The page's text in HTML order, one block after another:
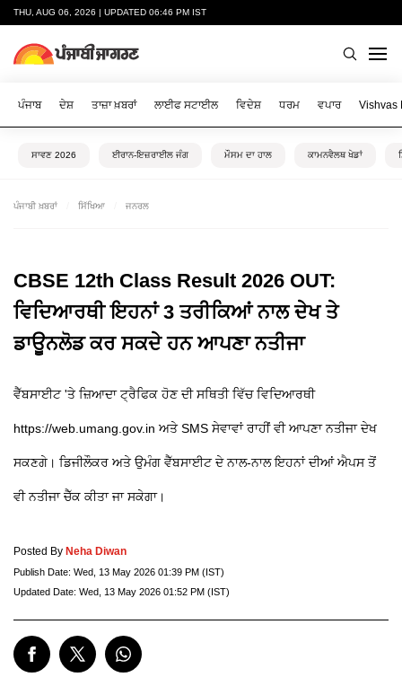
THU, AUG 06, 2026 | UPDATED 06:46 PM IST
ਪੰਜਾਬ ਦੇਸ਼ ਤਾਜ਼ਾ ਖ਼ਬਰਾਂ ਲਾਈਫ ਸਟਾਈਲ ਵਿਦੇਸ਼ ਧਰਮ ਵਪਾਰ Vishvas
ਸਾਵਣ 2026 ਈਰਾਨ-ਇਜ਼ਰਾਈਲ ਜੰਗ ਮੌਸਮ ਦਾ ਹਾਲ ਕਾਮਨਵੈਲਥ ਖੇਡਾਂ
ਪੰਜਾਬੀ ਖ਼ਬਰਾਂ ਸਿੱਖਿਆ ਜਨਰਲ
CBSE 12th Class Result 2026 OUT:
ਵਿਦਿਆਰਥੀ ਇਹਨਾਂ 3 ਤਰੀਕਿਆਂ ਨਾਲ ਦੇਖ ਤੇ
ਡਾਊਨਲੋਡ ਕਰ ਸਕਦੇ ਹਨ ਆਪਣਾ ਨਤੀਜਾ
ਵੈੱਬਸਾਈਟ 'ਤੇ ਜ਼ਿਆਦਾ ਟ੍ਰੈਫਿਕ ਹੋਣ ਦੀ ਸਥਿਤੀ ਵਿੱਚ ਵਿਦਿਆਰਥੀ
https://web.umang.gov.in ਅਤੇ SMS ਸੇਵਾਵਾਂ ਰਾਹੀਂ ਵੀ ਆਪਣਾ ਨਤੀਜਾ ਦੇਖ
ਸਕਣਗੇ। ਡਿਜੀਲੌਕਰ ਅਤੇ ਉਮੰਗ ਵੈੱਬਸਾਈਟ ਦੇ ਨਾਲ-ਨਾਲ ਇਹਨਾਂ ਦੀਆਂ ਐਪਸ ਤੋਂ
ਵੀ ਨਤੀਜਾ ਚੈੱਕ ਕੀਤਾ ਜਾ ਸਕੇਗਾ।
Posted By Neha Diwan
Publish Date: Wed, 13 May 2026 01:39 PM (IST)
Updated Date: Wed, 13 May 2026 01:52 PM (IST)